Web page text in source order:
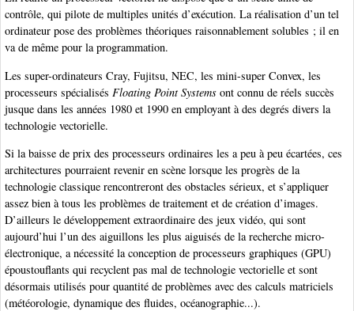
contrôle, qui pilote de multiples unités d’exécution. La réalisation d’un tel
ordinateur pose des problèmes théoriques raisonnablement solubles ; il en
va de même pour la programmation.
Les super-ordinateurs Cray, Fujitsu, NEC, les mini-super Convex, les
processeurs spécialisés Floating Point Systems ont connu de réels succès
jusque dans les années 1980 et 1990 en employant à des degrés divers la
technologie vectorielle.
Si la baisse de prix des processeurs ordinaires les a peu à peu écartées, ces
architectures pourraient revenir en scène lorsque les progrès de la
technologie classique rencontreront des obstacles sérieux, et s’appliquer
assez bien à tous les problèmes de traitement et de création d’images.
D’ailleurs le développement extraordinaire des jeux vidéo, qui sont
aujourd’hui l’un des aiguillons les plus aiguisés de la recherche micro-
électronique, a nécessité la conception de processeurs graphiques (GPU)
époustouflants qui recyclent pas mal de technologie vectorielle et sont
désormais utilisés pour quantité de problèmes avec des calculs matriciels
(météorologie, dynamique des fluides, océanographie...).